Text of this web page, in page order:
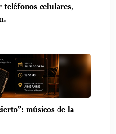
teléfonos celulares,
músicos de la